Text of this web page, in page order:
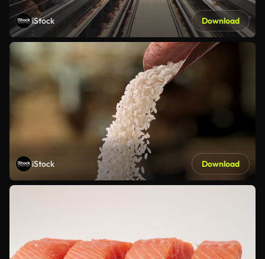
iStock Download
iStock Download